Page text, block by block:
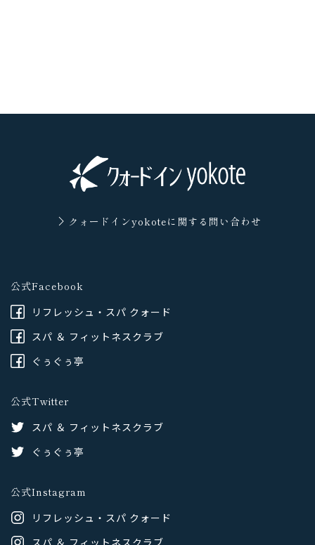
クォードインyokoteに 関する問い合わせ
公式Facebook
リフレッシュ・スパ クォード
スパ ＆ フィットネスクラブ
ぐぅぐぅ亭
公式Twitter
スパ ＆ フィットネスクラブ
ぐぅぐぅ亭
公式Instagram
リフレッシュ・スパ クォード
スパ ＆ フィットネスクラブ